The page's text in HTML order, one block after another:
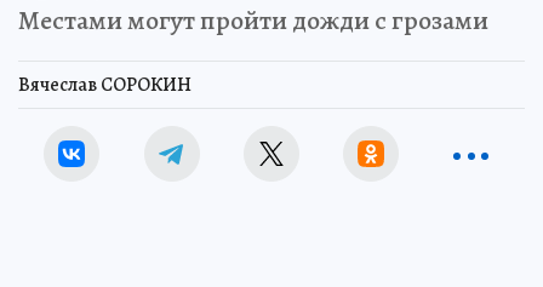
Местами могут пройти дожди с грозами
Вячеслав СОРОКИН